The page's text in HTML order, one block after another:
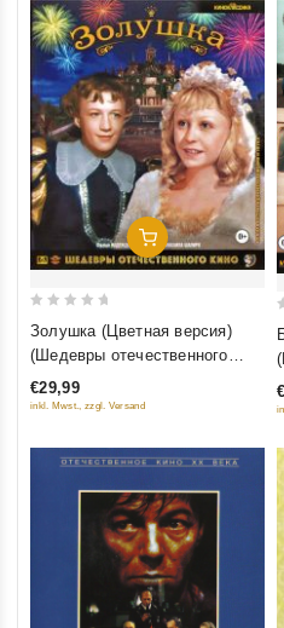
Добавить В Корзину
5
Золушка (Цветная версия)
(Шедевры отечественного
кино) (Blu-ray)
€29,99
inkl. Mwst., zzgl. Versand